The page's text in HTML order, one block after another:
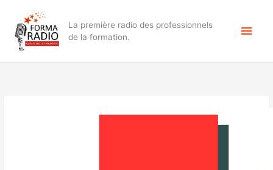
contenu
La première radio des professionnels
de la formation.